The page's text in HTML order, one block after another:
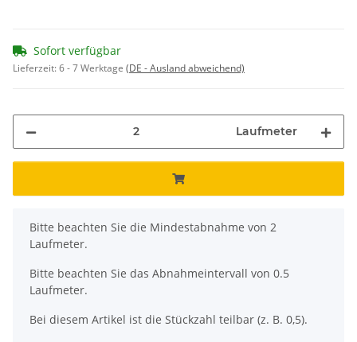
Sofort verfügbar
Lieferzeit:6 - 7 Werktage (DE - Ausland abweichend)
Laufmeter
x
Bitte beachten Sie die Mindestabnahme von 2
Laufmeter.
Bitte beachten Sie das Abnahmeintervall von 0.5
Laufmeter.
Bei diesem Artikel ist die Stückzahl teilbar (z. B. 0,5).